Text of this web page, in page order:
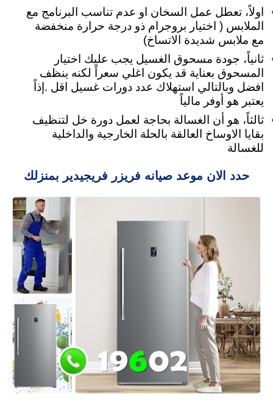
اولاً، تعطل عمل السخان او عدم تناسب البرنامج مع
الملابس ( اختيار بروجرام ذو درجة حرارة منخفضة
مع ملابس شديدة الاتساخ)
ثانياً، جودة مسحوق الغسيل يجب عليك اختيار
المسحوق بعناية قد يكون اغلي سعراً لكنه ينظف
افضل وبالتالي استهلاك عدد دورات غسيل اقل .إذاً
يعتبر هو أوفر مالياً
ثالثاً، هو أن الغسالة بحاجة لعمل دورة خل لتنظيف
بقايا الاوساخ العالقة بالحلة الخارجية والداخلية
للغسالة
حدد الان موعد صيانه فريزر فريجيدير بمنزلك